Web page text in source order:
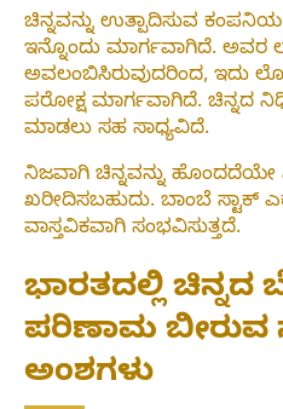
ಚಿನ್ನವನ್ನು ಉತ್ಪಾದಿಸುವ ಕಂಪನಿಯ
ಇನ್ನೊಂದು ಮಾರ್ಗವಾಗಿದೆ. ಅವರ
ಅವಲಂಬಿಸಿರುವುದರಿಂದ, ಇದು
ಪರೋಕ್ಷ ಮಾರ್ಗವಾಗಿದೆ. ಚಿನ್ನದ
ಮಾಡಲು ಸಹ ಸಾಧ್ಯವಿದೆ.
ನಿಜವಾಗಿ ಚಿನ್ನವನ್ನು ಹೊಂದದೆಯೇ
ಖರೀದಿಸಬಹುದು. ಬಾಂಬೆ ಸ್ಟಾಕ್
ವಾಸ್ತವಿಕವಾಗಿ ಸಂಭವಿಸುತ್ತದೆ.
ಭಾರತದಲ್ಲಿ
ಪರಿಣಾಮ ಬೀರುವ
ಅಂಶಗಳು